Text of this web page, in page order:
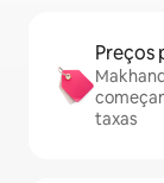
Preços
taxas